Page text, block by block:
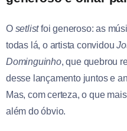
O setlistfoi generoso: as
todas lá, o artista convidou
Dominguinho, que quebrou
desse lançamento juntos e
Mas, com certeza, o que
além do óbvio.